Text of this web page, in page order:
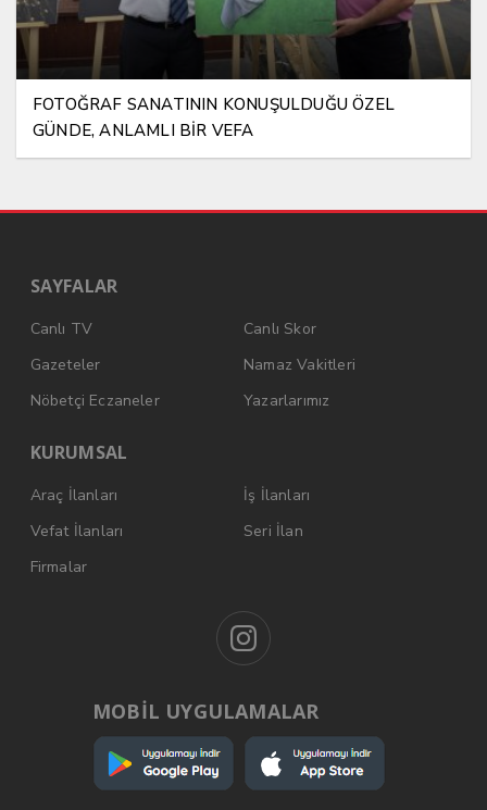
FOTOĞRAF SANATININ KONUŞULDUĞU ÖZEL
GÜNDE, ANLAMLI BİR VEFA
SAYFALAR
Canlı TV
Canlı Skor
Gazeteler
Namaz Vakitleri
Nöbetçi Eczaneler
Yazarlarımız
KURUMSAL
Araç İlanları
İş İlanları
Vefat İlanları
Seri İlan
Firmalar
MOBİL UYGULAMALAR